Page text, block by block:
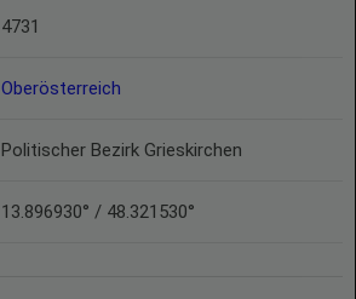
4731
Oberösterreich
Politischer Bezirk Grieskirchen
13.896930° / 48.321530°